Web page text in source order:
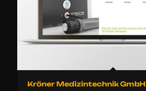
Kröner Medizintechnik GmbH